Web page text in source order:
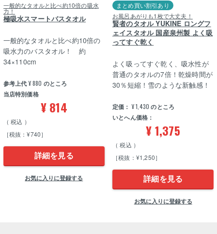
一般的なタオルと比べ約10倍の吸水
力！
極吸水スマートバスタオル
参考上代 ¥880 のところ
当店特別価格
¥814
税込
［税抜：¥740］
一般的なタオルと比べ約10倍の
吸水力のバスタオル！ 約
34×110cm
詳細を見る
お気に入りに登録する
お風呂あがりも1枚で大丈夫！
賢者のタオル YUKINE ロングフ
ェイスタオル 国産泉州製 よく吸
ってすぐ乾く
まとめ買い割引あり
定価： ¥1,430 のところ
いとへん価格：
¥1,375
税込
［税抜：¥1,250］
よく吸ってすぐ乾く、吸水性が
普通のタオルの7倍！乾燥時間が
30％短縮！雪のような新触感！
詳細を見る
お気に入りに登録する